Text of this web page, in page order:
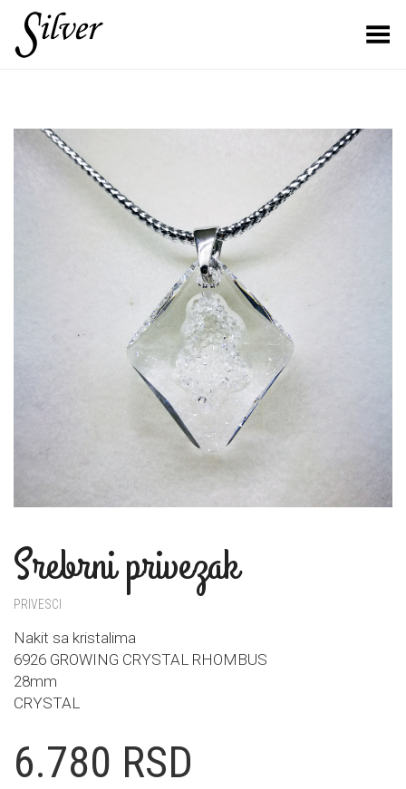
Toggle Menu
Srebrni privezak
PRIVESCI
Nakit sa kristalima
6926 GROWING CRYSTAL RHOMBUS
28mm
CRYSTAL
6.780 RSD